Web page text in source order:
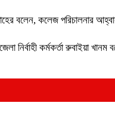
বলেন, কলেজ পরিচালনার
নির্বাহী কর্মকর্তা